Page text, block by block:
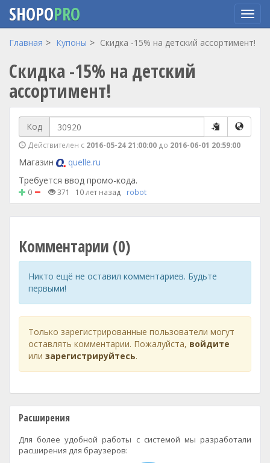
Перейти
основному
содержанию
SHOPOPRO
Главная Купоны Скидка -15% на детский ассортимент!
Скидка -15% на детский
ассортимент!
Код
Действителен с 2016-05-24 21:00:00 до 2016-06-01 20:59:00
Магазин
quelle.ru
Требуется ввод промо-кода.
0 371 10 лет назад robot
Комментарии (0)
Никто ещё не оставил комментариев. Будьте
первыми!
Только зарегистрированные пользователи могут
оставлять комментарии. Пожалуйста, войдите
или зарегистрируйтесь.
Расширения
Для более удобной работы с системой мы разработали
расширения для браузеров: